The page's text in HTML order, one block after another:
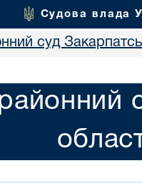
Судова влада
суд